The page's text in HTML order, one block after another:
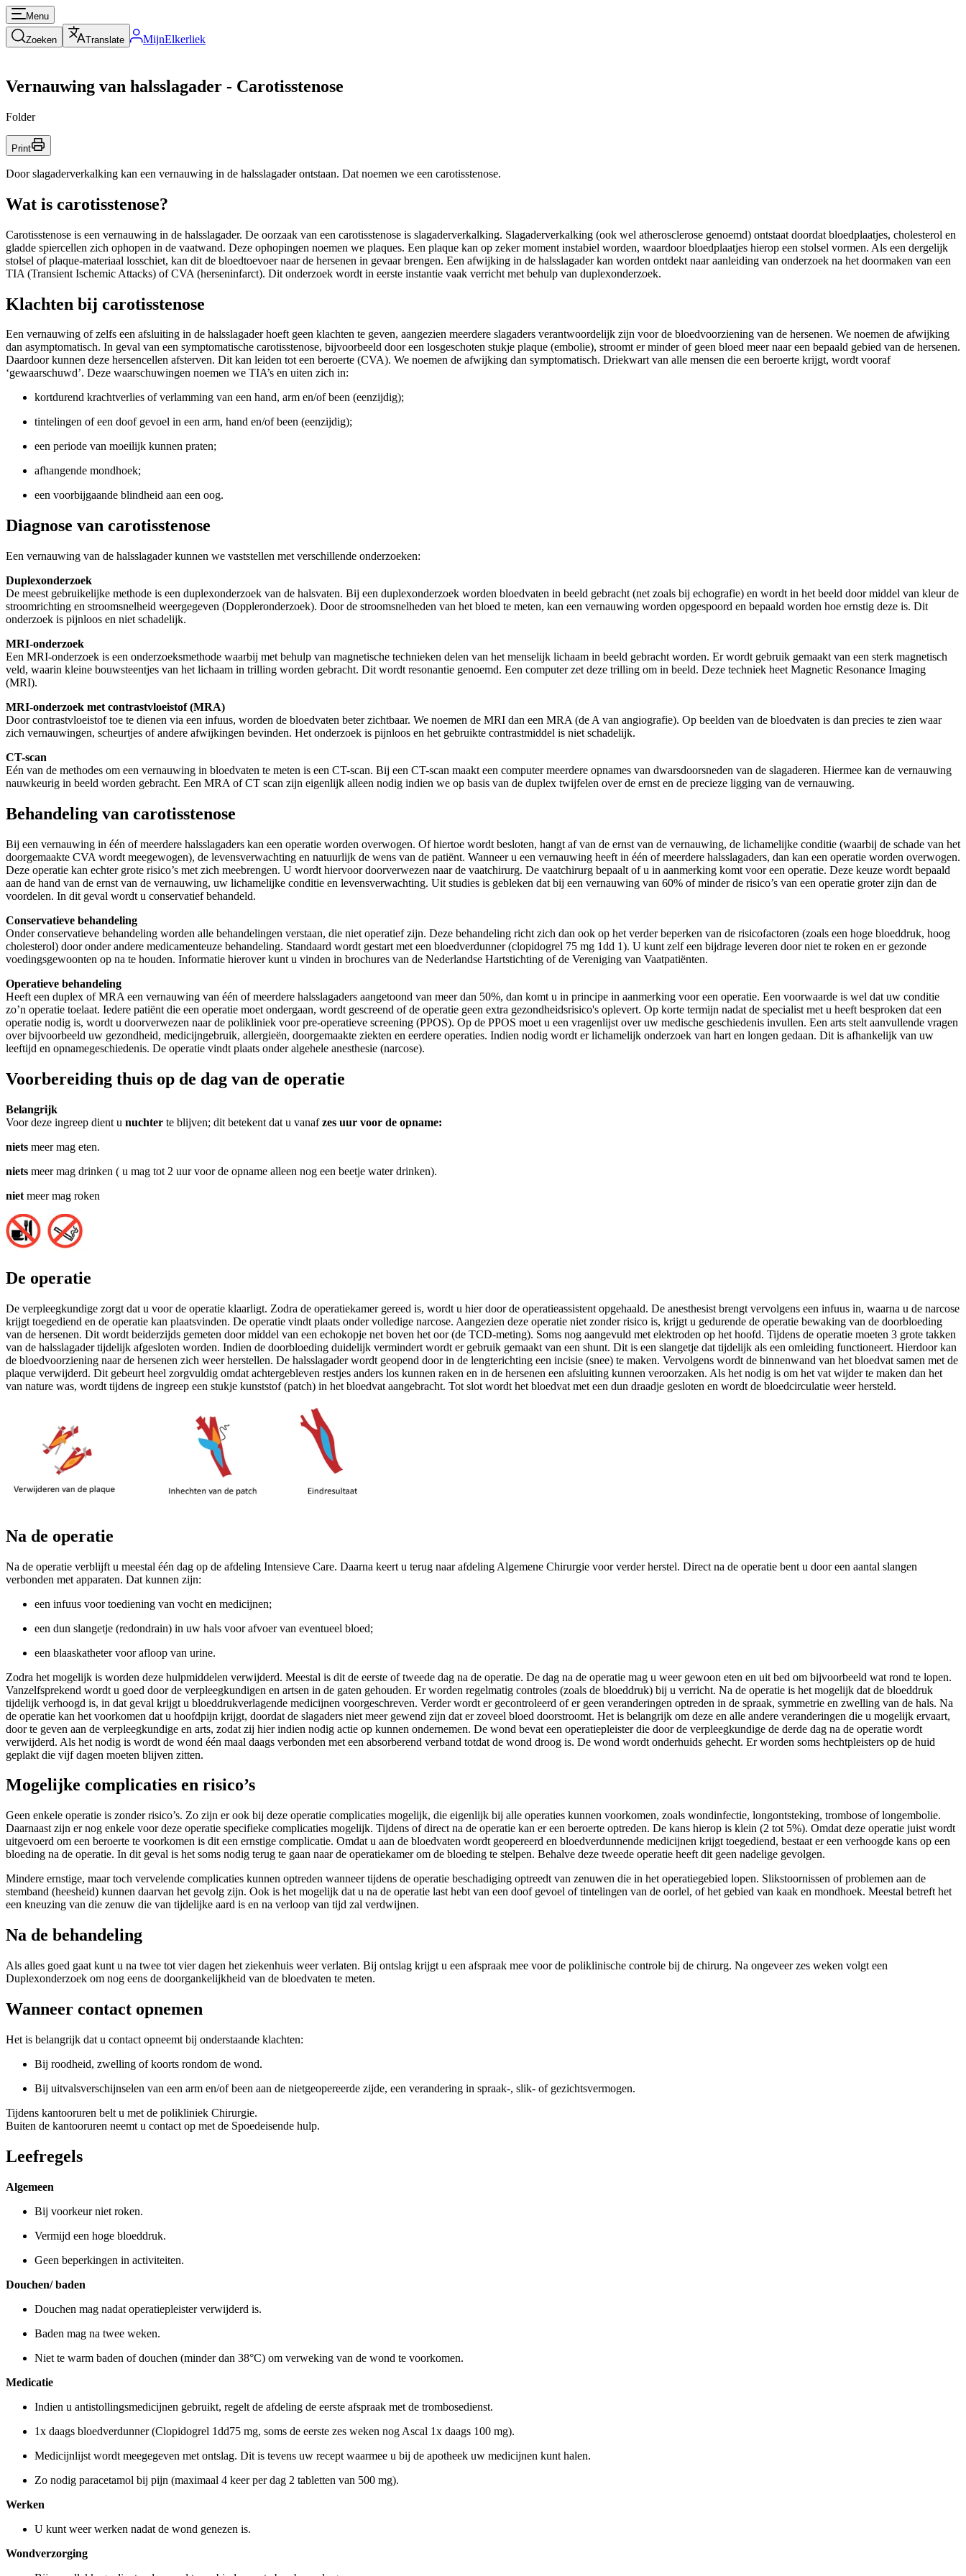
Menu
Zoeken Translate MijnElkerliek
Vernauwing van halsslagader - Carotisstenose
Folder
Print
Door slagaderverkalking kan een vernauwing in de halsslagader ontstaan. Dat noemen we een carotisstenose.
Wat is carotisstenose?
Carotisstenose is een vernauwing in de halsslagader. De oorzaak van een carotisstenose is slagaderverkalking. Slagaderverkalking (ook wel atherosclerose genoemd) ontstaat doordat bloedplaatjes, cholesterol en
gladde spiercellen zich ophopen in de vaatwand. Deze ophopingen noemen we plaques. Een plaque kan op zeker moment instabiel worden, waardoor bloedplaatjes hierop een stolsel vormen. Als een dergelijk
stolsel of plaque-materiaal losschiet, kan dit de bloedtoevoer naar de hersenen in gevaar brengen. Een afwijking in de halsslagader kan worden ontdekt naar aanleiding van onderzoek na het doormaken van een
TIA (Transient Ischemic Attacks) of CVA (herseninfarct). Dit onderzoek wordt in eerste instantie vaak verricht met behulp van duplexonderzoek.
Klachten bij carotisstenose
Een vernauwing of zelfs een afsluiting in de halsslagader hoeft geen klachten te geven, aangezien meerdere slagaders verantwoordelijk zijn voor de bloedvoorziening van de hersenen. We noemen de afwijking
dan asymptomatisch. In geval van een symptomatische carotisstenose, bijvoorbeeld door een losgeschoten stukje plaque (embolie), stroomt er minder of geen bloed meer naar een bepaald gebied van de hersenen.
Daardoor kunnen deze hersencellen afsterven. Dit kan leiden tot een beroerte (CVA). We noemen de afwijking dan symptomatisch. Driekwart van alle mensen die een beroerte krijgt, wordt vooraf
‘gewaarschuwd’. Deze waarschuwingen noemen we TIA’s en uiten zich in:
kortdurend krachtverlies of verlamming van een hand, arm en/of been (eenzijdig);
tintelingen of een doof gevoel in een arm, hand en/of been (eenzijdig);
een periode van moeilijk kunnen praten;
afhangende mondhoek;
een voorbijgaande blindheid aan een oog.
Diagnose van carotisstenose
Een vernauwing van de halsslagader kunnen we vaststellen met verschillende onderzoeken:
Duplexonderzoek
De meest gebruikelijke methode is een duplexonderzoek van de halsvaten. Bij een duplexonderzoek worden bloedvaten in beeld gebracht (net zoals bij echografie) en wordt in het beeld door middel van kleur de
stroomrichting en stroomsnelheid weergegeven (Doppleronderzoek). Door de stroomsnelheden van het bloed te meten, kan een vernauwing worden opgespoord en bepaald worden hoe ernstig deze is. Dit
onderzoek is pijnloos en niet schadelijk.
MRI-onderzoek
Een MRI-onderzoek is een onderzoeksmethode waarbij met behulp van magnetische technieken delen van het menselijk lichaam in beeld gebracht worden. Er wordt gebruik gemaakt van een sterk magnetisch
veld, waarin kleine bouwsteentjes van het lichaam in trilling worden gebracht. Dit wordt resonantie genoemd. Een computer zet deze trilling om in beeld. Deze techniek heet Magnetic Resonance Imaging
(MRI).
MRI-onderzoek met contrastvloeistof (MRA)
Door contrastvloeistof toe te dienen via een infuus, worden de bloedvaten beter zichtbaar. We noemen de MRI dan een MRA (de A van angiografie). Op beelden van de bloedvaten is dan precies te zien waar
zich vernauwingen, scheurtjes of andere afwijkingen bevinden. Het onderzoek is pijnloos en het gebruikte contrastmiddel is niet schadelijk.
CT-scan
Eén van de methodes om een vernauwing in bloedvaten te meten is een CT-scan. Bij een CT-scan maakt een computer meerdere opnames van dwarsdoorsneden van de slagaderen. Hiermee kan de vernauwing
nauwkeurig in beeld worden gebracht. Een MRA of CT scan zijn eigenlijk alleen nodig indien we op basis van de duplex twijfelen over de ernst en de precieze ligging van de vernauwing.
Behandeling van carotisstenose
Bij een vernauwing in één of meerdere halsslagaders kan een operatie worden overwogen. Of hiertoe wordt besloten, hangt af van de ernst van de vernauwing, de lichamelijke conditie (waarbij de schade van het
doorgemaakte CVA wordt meegewogen), de levensverwachting en natuurlijk de wens van de patiënt. Wanneer u een vernauwing heeft in één of meerdere halsslagaders, dan kan een operatie worden overwogen.
Deze operatie kan echter grote risico’s met zich meebrengen. U wordt hiervoor doorverwezen naar de vaatchirurg. De vaatchirurg bepaalt of u in aanmerking komt voor een operatie. Deze keuze wordt bepaald
aan de hand van de ernst van de vernauwing, uw lichamelijke conditie en levensverwachting. Uit studies is gebleken dat bij een vernauwing van 60% of minder de risico’s van een operatie groter zijn dan de
voordelen. In dit geval wordt u conservatief behandeld.
Conservatieve behandeling
Onder conservatieve behandeling worden alle behandelingen verstaan, die niet operatief zijn. Deze behandeling richt zich dan ook op het verder beperken van de risicofactoren (zoals een hoge bloeddruk, hoog
cholesterol) door onder andere medicamenteuze behandeling. Standaard wordt gestart met een bloedverdunner (clopidogrel 75 mg 1dd 1). U kunt zelf een bijdrage leveren door niet te roken en er gezonde
voedingsgewoonten op na te houden. Informatie hierover kunt u vinden in brochures van de Nederlandse Hartstichting of de Vereniging van Vaatpatiënten.
Operatieve behandeling
Heeft een duplex of MRA een vernauwing van één of meerdere halsslagaders aangetoond van meer dan 50%, dan komt u in principe in aanmerking voor een operatie. Een voorwaarde is wel dat uw conditie
zo’n operatie toelaat. Iedere patiënt die een operatie moet ondergaan, wordt gescreend of de operatie geen extra gezondheidsrisico's oplevert. Op korte termijn nadat de specialist met u heeft besproken dat een
operatie nodig is, wordt u doorverwezen naar de polikliniek voor pre-operatieve screening (PPOS). Op de PPOS moet u een vragenlijst over uw medische geschiedenis invullen. Een arts stelt aanvullende vragen
over bijvoorbeeld uw gezondheid, medicijngebruik, allergieën, doorgemaakte ziekten en eerdere operaties. Indien nodig wordt er lichamelijk onderzoek van hart en longen gedaan. Dit is afhankelijk van uw
leeftijd en opnamegeschiedenis. De operatie vindt plaats onder algehele anesthesie (narcose).
Voorbereiding thuis op de dag van de operatie
Belangrijk
Voor deze ingreep dient u nuchter te blijven; dit betekent dat u vanafzes uur voor de opname:
niets meer mag eten.
niets meer mag drinken ( u mag tot 2 uur voor de opname alleen nog een beetje water drinken).
niet meer mag roken
De operatie
De verpleegkundige zorgt dat u voor de operatie klaarligt. Zodra de operatiekamer gereed is, wordt u hier door de operatieassistent opgehaald. De anesthesist brengt vervolgens een infuus in, waarna u de narcose
krijgt toegediend en de operatie kan plaatsvinden. De operatie vindt plaats onder volledige narcose. Aangezien deze operatie niet zonder risico is, krijgt u gedurende de operatie bewaking van de doorbloeding
van de hersenen. Dit wordt beiderzijds gemeten door middel van een echokopje net boven het oor (de TCD-meting). Soms nog aangevuld met elektroden op het hoofd. Tijdens de operatie moeten 3 grote takken
van de halsslagader tijdelijk afgesloten worden. Indien de doorbloeding duidelijk vermindert wordt er gebruik gemaakt van een shunt. Dit is een slangetje dat tijdelijk als een omleiding functioneert. Hierdoor kan
de bloedvoorziening naar de hersenen zich weer herstellen. De halsslagader wordt geopend door in de lengterichting een incisie (snee) te maken. Vervolgens wordt de binnenwand van het bloedvat samen met de
plaque verwijderd. Dit gebeurt heel zorgvuldig omdat achtergebleven restjes anders los kunnen raken en in de hersenen een afsluiting kunnen veroorzaken. Als het nodig is om het vat wijder te maken dan het
van nature was, wordt tijdens de ingreep een stukje kunststof (patch) in het bloedvat aangebracht. Tot slot wordt het bloedvat met een dun draadje gesloten en wordt de bloedcirculatie weer hersteld.
Na de operatie
Na de operatie verblijft u meestal één dag op de afdeling Intensieve Care. Daarna keert u terug naar afdeling Algemene Chirurgie voor verder herstel. Direct na de operatie bent u door een aantal slangen
verbonden met apparaten. Dat kunnen zijn:
een infuus voor toediening van vocht en medicijnen;
een dun slangetje (redondrain) in uw hals voor afvoer van eventueel bloed;
een blaaskatheter voor afloop van urine.
Zodra het mogelijk is worden deze hulpmiddelen verwijderd. Meestal is dit de eerste of tweede dag na de operatie. De dag na de operatie mag u weer gewoon eten en uit bed om bijvoorbeeld wat rond te lopen.
Vanzelfsprekend wordt u goed door de verpleegkundigen en artsen in de gaten gehouden. Er worden regelmatig controles (zoals de bloeddruk) bij u verricht. Na de operatie is het mogelijk dat de bloeddruk
tijdelijk verhoogd is, in dat geval krijgt u bloeddrukverlagende medicijnen voorgeschreven. Verder wordt er gecontroleerd of er geen veranderingen optreden in de spraak, symmetrie en zwelling van de hals. Na
de operatie kan het voorkomen dat u hoofdpijn krijgt, doordat de slagaders niet meer gewend zijn dat er zoveel bloed doorstroomt. Het is belangrijk om deze en alle andere veranderingen die u mogelijk ervaart,
door te geven aan de verpleegkundige en arts, zodat zij hier indien nodig actie op kunnen ondernemen. De wond bevat een operatiepleister die door de verpleegkundige de derde dag na de operatie wordt
verwijderd. Als het nodig is wordt de wond één maal daags verbonden met een absorberend verband totdat de wond droog is. De wond wordt onderhuids gehecht. Er worden soms hechtpleisters op de huid
geplakt die vijf dagen moeten blijven zitten.
Mogelijke complicaties en risico’s
Geen enkele operatie is zonder risico’s. Zo zijn er ook bij deze operatie complicaties mogelijk, die eigenlijk bij alle operaties kunnen voorkomen, zoals wondinfectie, longontsteking, trombose of longembolie.
Daarnaast zijn er nog enkele voor deze operatie specifieke complicaties mogelijk. Tijdens of direct na de operatie kan er een beroerte optreden. De kans hierop is klein (2 tot 5%). Omdat deze operatie juist wordt
uitgevoerd om een beroerte te voorkomen is dit een ernstige complicatie. Omdat u aan de bloedvaten wordt geopereerd en bloedverdunnende medicijnen krijgt toegediend, bestaat er een verhoogde kans op een
bloeding na de operatie. In dit geval is het soms nodig terug te gaan naar de operatiekamer om de bloeding te stelpen. Behalve deze tweede operatie heeft dit geen nadelige gevolgen.
Mindere ernstige, maar toch vervelende complicaties kunnen optreden wanneer tijdens de operatie beschadiging optreedt van zenuwen die in het operatiegebied lopen. Slikstoornissen of problemen aan de
stemband (heesheid) kunnen daarvan het gevolg zijn. Ook is het mogelijk dat u na de operatie last hebt van een doof gevoel of tintelingen van de oorlel, of het gebied van kaak en mondhoek. Meestal betreft het
een kneuzing van die zenuw die van tijdelijke aard is en na verloop van tijd zal verdwijnen.
Na de behandeling
Als alles goed gaat kunt u na twee tot vier dagen het ziekenhuis weer verlaten. Bij ontslag krijgt u een afspraak mee voor de poliklinische controle bij de chirurg. Na ongeveer zes weken volgt een
Duplexonderzoek om nog eens de doorgankelijkheid van de bloedvaten te meten.
Wanneer contact opnemen
Het is belangrijk dat u contact opneemt bij onderstaande klachten:
Bij roodheid, zwelling of koorts rondom de wond.
Bij uitvalsverschijnselen van een arm en/of been aan de nietgeopereerde zijde, een verandering in spraak-, slik- of gezichtsvermogen.
Tijdens kantooruren belt u met de polikliniek Chirurgie.
Buiten de kantooruren neemt u contact op met de Spoedeisende hulp.
Leefregels
Algemeen
Bij voorkeur niet roken.
Vermijd een hoge bloeddruk.
Geen beperkingen in activiteiten.
Douchen/ baden
Douchen mag nadat operatiepleister verwijderd is.
Baden mag na twee weken.
Niet te warm baden of douchen (minder dan 38°C) om verweking van de wond te voorkomen.
Medicatie
Indien u antistollingsmedicijnen gebruikt, regelt de afdeling de eerste afspraak met de trombosedienst.
1x daags bloedverdunner (Clopidogrel 1dd75 mg, soms de eerste zes weken nog Ascal 1x daags 100 mg).
Medicijnlijst wordt meegegeven met ontslag. Dit is tevens uw recept waarmee u bij de apotheek uw medicijnen kunt halen.
Zo nodig paracetamol bij pijn (maximaal 4 keer per dag 2 tabletten van 500 mg).
Werken
U kunt weer werken nadat de wond genezen is.
Wondverzorging